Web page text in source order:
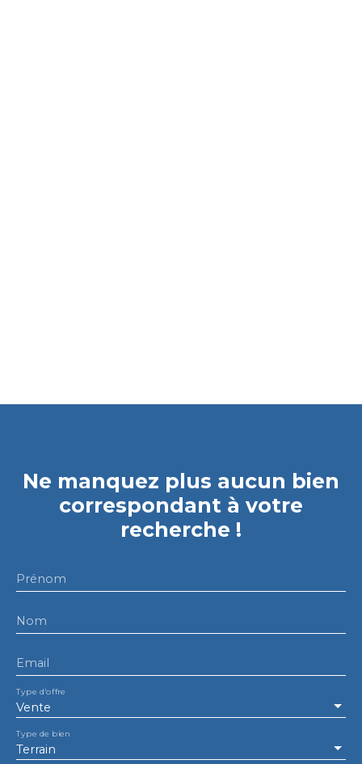
Ne manquez plus aucun bien
correspondant à votre
recherche !
Prénom
Nom
Email
Vente
Type d'offre
Terrain
Type de bien